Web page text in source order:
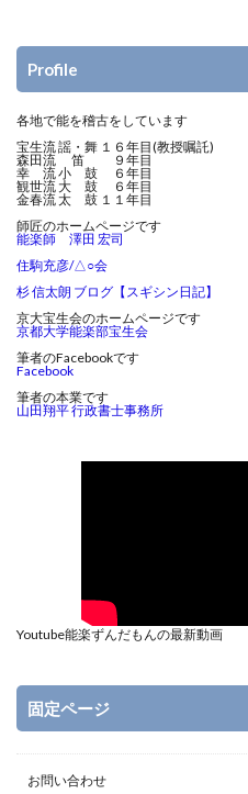
Profile
各地で能を稽古をしています
宝生流 謡・舞 １６年目(教授嘱託)
森田流 笛 ９年目
幸 流 小 鼓 ６年目
観世流 大 鼓 ６年目
金春流 太 鼓 １１年目
師匠のホームページです
能楽師 澤田 宏司
住駒充彦/△○会
杉 信太朗 ブログ【スギシン日記】
京大宝生会のホームページです
京都大学能楽部宝生会
筆者のFacebookです
Facebook
筆者の本業です
山田翔平 行政書士事務所
Youtube能楽ずんだもんの最新動画
固定ページ
お問い合わせ